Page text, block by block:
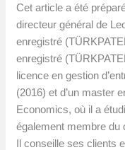
Cet article a été
directeur général de
enregistré
enregistré
licence en gestion
(2016) et d’un master
Economics, où il a
également membre du
Il conseille ses clients